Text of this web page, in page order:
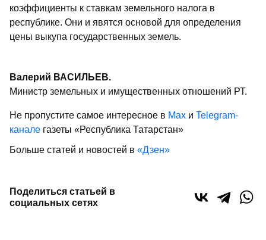
коэффициенты к ставкам земельного налога в
республике. Они и явятся основой для определения
цены выкупа государственных земель.
Валерий ВАСИЛЬЕВ.
Министр земельных и имущественных отношений РТ.
Не пропустите самое интересное в Max и Telegram-
канале газеты «Республика Татарстан»
Больше статей и новостей в «Дзен»
Поделиться статьей в
социальных сетях